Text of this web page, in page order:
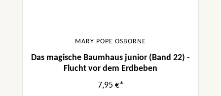
MARY POPE OSBORNE
Das magische Baumhaus junior (Band 22) -
Flucht vor dem Erdbeben
7,95 €*